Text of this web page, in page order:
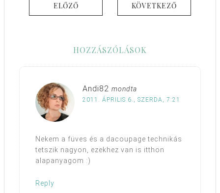
ELŐZŐ KÖVETKEZŐ
HOZZÁSZÓLÁSOK
Andi82 mondta
2011. ÁPRILIS 6., SZERDA, 7:21
Nekem a füves és a dacoupage technikás
tetszik nagyon, ezekhez van is itthon
alapanyagom :)
Reply